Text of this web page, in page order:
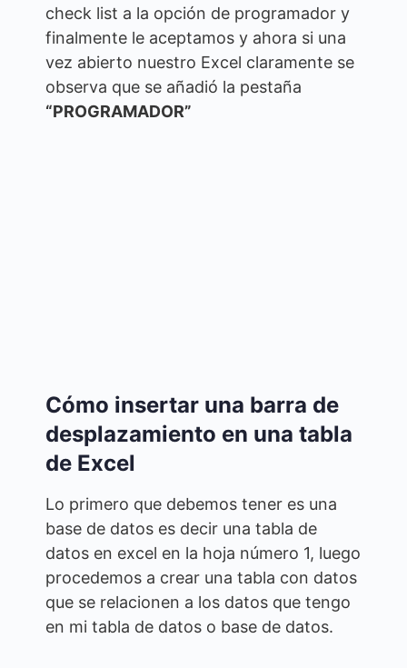
check list a la opción de programador y
finalmente le aceptamos y ahora si una
vez abierto nuestro Excel claramente se
observa que se añadió la pestaña
“PROGRAMADOR”
Cómo insertar una barra de
desplazamiento en una tabla
de Excel
Lo primero que debemos tener es una
base de datos es decir una tabla de
datos en excel en la hoja número 1, luego
procedemos a crear una tabla con datos
que se relacionen a los datos que tengo
en mi tabla de datos o base de datos.